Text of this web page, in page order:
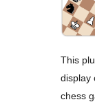
This
display
chess